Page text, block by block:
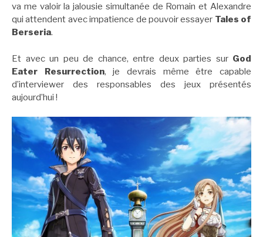
va me valoir la jalousie simultanée de Romain et Alexandre
qui attendent avec impatience de pouvoir essayer Tales of
Berseria.
Et avec un peu de chance, entre deux parties sur God
Eater Resurrection, je devrais même être capable
d’interviewer des responsables des jeux présentés
aujourd’hui !